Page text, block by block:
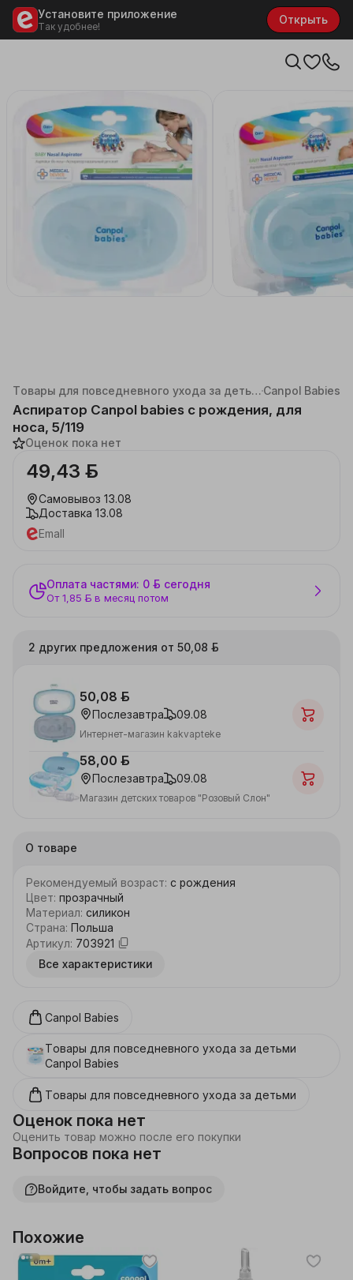
Установите приложение
Так удобнее!
Открыть
Каталог
Детские товары
Косметика и гигиена Товары для повседневного ухода за детьми Canpol Babies
Аспиратор Canpol babies с рождения, для
носа, 5/119
Оценок пока нет
49,43 ƃ
Самовывоз 13.08
Доставка 13.08
Emall
Оплата частями: 0 ƃ сегодня
От 1,85 ƃ в месяц потом
2 других предложения от 50,08 ƃ
50,08 ƃ
Послезавтра 09.08
Интернет-магазин kakvapteke
58,00 ƃ
Послезавтра 09.08
Магазин детских товаров "Розовый Слон"
О товаре
Рекомендуемый возраст: с рождения
Цвет: прозрачный
Материал: силикон
Страна: Польша
Артикул: 703921
Все характеристики
Canpol Babies
Товары для повседневного ухода за детьми
Canpol Babies
Товары для повседневного ухода за детьми
Оценок пока нет
Оценить товар можно после его покупки
Вопросов пока нет
Войдите, чтобы задать вопрос
Похожие